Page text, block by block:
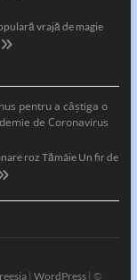
vrajă de magie
pentru a câştiga o
de Coronavirus
roz Tămâie Un fir de
| WordPress| ©